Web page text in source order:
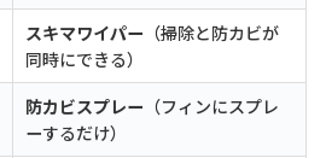
スキマワイパー （掃除と防カビが
同時にできる）
防カビスプレー （フィンにスプレ
ーするだけ）